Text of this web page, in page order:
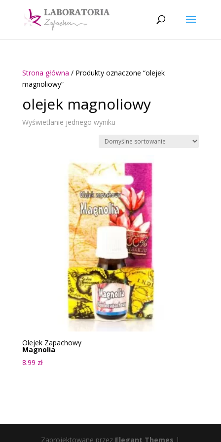
Strona główna / Produkty oznaczone “olejek
magnoliowy”
olejek magnoliowy
Wyświetlanie jednego wyniku
Olejek Zapachowy
Magnolia
8.99 zł
Zaprojektowane przez Elegant Themes |